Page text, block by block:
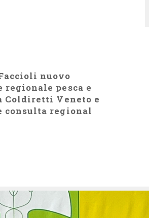
nuovo
regionale pesca e
Coldiretti Veneto e
consulta regional